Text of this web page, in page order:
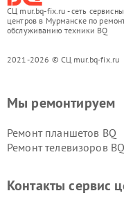
СЦ mur.bq-fix.ru - сеть
центров в Мурманске по
обслуживанию техники BQ
2021-2026 © СЦ mur.bq-fix.ru
Мы ремонтируем
Ремонт планшетов BQ
Ремонт телевизоров BQ
Контакты сервис